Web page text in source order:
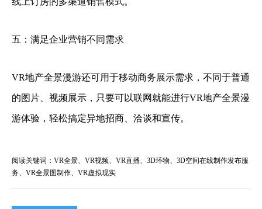
五：满足企业营销不同需求
VR地产全景漫游还可用于移动商务展示需求，不同于普通
的图片、视频展示，只要可以联网就能进行VR地产全景漫
游体验，轻松搞定异地招商、洽谈和宣传。
阅读关键词：VR全景、VR视频、VR直播、3D环物、3D空间在线制作发布服
务、VR全景图制作、VR虚拟现实